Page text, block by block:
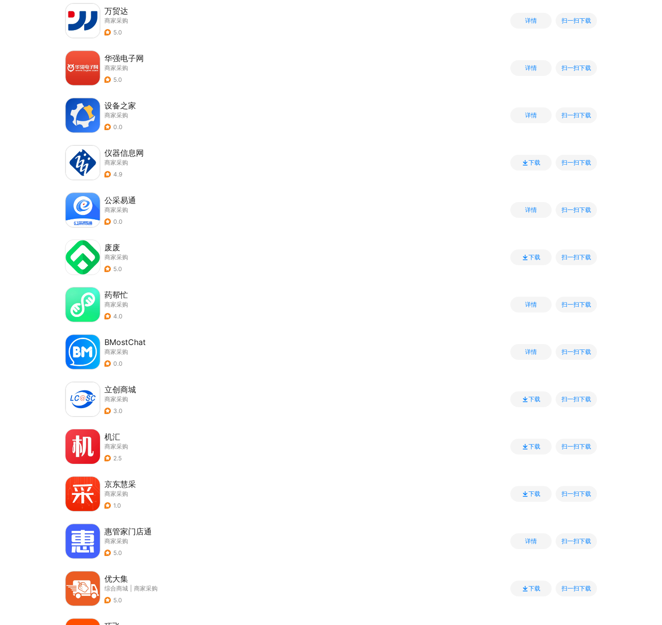
万贸达
商家采购
5.0
详情 扫一扫下载
华强电子网
商家采购
5.0
详情 扫一扫下载
设备之家
商家采购
0.0
详情 扫一扫下载
仪器信息网
商家采购
4.9
下载 扫一扫下载
公采易通
商家采购
0.0
详情 扫一扫下载
废废
商家采购
5.0
下载 扫一扫下载
药帮忙
商家采购
4.0
详情 扫一扫下载
BMostChat
商家采购
0.0
详情 扫一扫下载
立创商城
商家采购
3.0
下载 扫一扫下载
机汇
商家采购
2.5
下载 扫一扫下载
京东慧采
商家采购
1.0
下载 扫一扫下载
惠管家门店通
商家采购
5.0
详情 扫一扫下载
优大集
综合商城
商家采购
5.0
下载 扫一扫下载